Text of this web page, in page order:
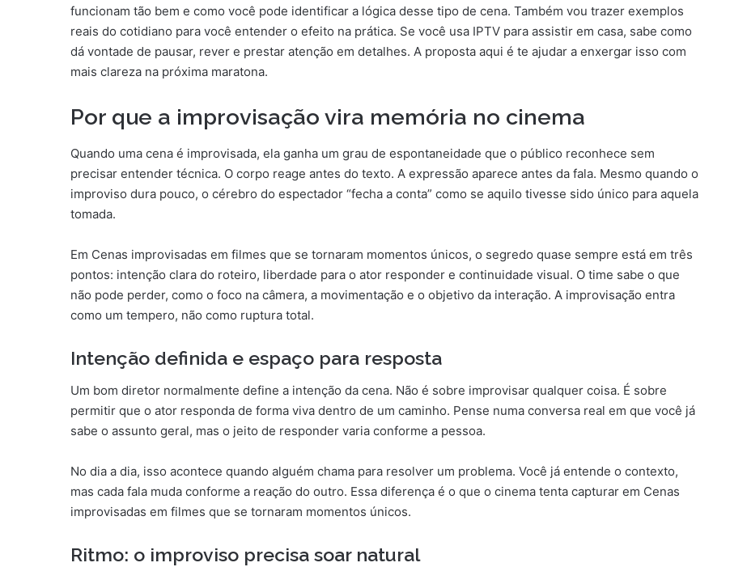
funcionam tão bem e como você pode identificar a lógica desse tipo de cena. Também vou trazer exemplos
reais do cotidiano para você entender o efeito na prática. Se você usa IPTV para assistir em casa, sabe como
dá vontade de pausar, rever e prestar atenção em detalhes. A proposta aqui é te ajudar a enxergar isso com
mais clareza na próxima maratona.
Por que a improvisação vira memória no cinema
Quando uma cena é improvisada, ela ganha um grau de espontaneidade que o público reconhece sem
precisar entender técnica. O corpo reage antes do texto. A expressão aparece antes da fala. Mesmo quando o
improviso dura pouco, o cérebro do espectador “fecha a conta” como se aquilo tivesse sido único para aquela
tomada.
Em Cenas improvisadas em filmes que se tornaram momentos únicos, o segredo quase sempre está em três
pontos: intenção clara do roteiro, liberdade para o ator responder e continuidade visual. O time sabe o que
não pode perder, como o foco na câmera, a movimentação e o objetivo da interação. A improvisação entra
como um tempero, não como ruptura total.
Intenção definida e espaço para resposta
Um bom diretor normalmente define a intenção da cena. Não é sobre improvisar qualquer coisa. É sobre
permitir que o ator responda de forma viva dentro de um caminho. Pense numa conversa real em que você já
sabe o assunto geral, mas o jeito de responder varia conforme a pessoa.
No dia a dia, isso acontece quando alguém chama para resolver um problema. Você já entende o contexto,
mas cada fala muda conforme a reação do outro. Essa diferença é o que o cinema tenta capturar em Cenas
improvisadas em filmes que se tornaram momentos únicos.
Ritmo: o improviso precisa soar natural